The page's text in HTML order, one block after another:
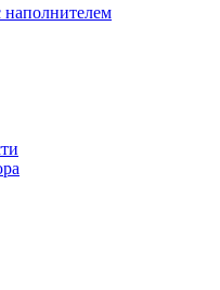
наполнителем